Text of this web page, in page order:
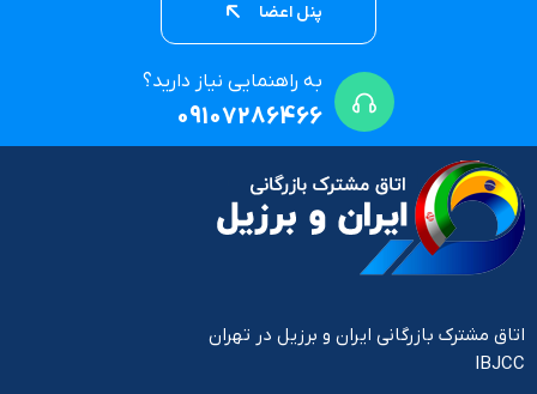
پنل اعضا
به راهنمایی نیاز دارید؟
09107286466
اتاق مشترک بازرگانی ایران و برزیل در تهران
IBJCC